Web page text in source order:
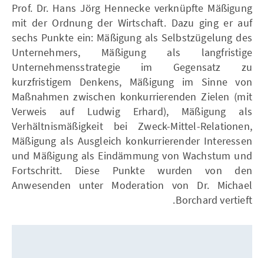
Prof. Dr. Hans Jörg Hennecke verknüpfte Mäßigung
mit der Ordnung der Wirtschaft. Dazu ging er auf
sechs Punkte ein: Mäßigung als Selbstzügelung des
Unternehmers, Mäßigung als langfristige
Unternehmensstrategie im Gegensatz zu
kurzfristigem Denkens, Mäßigung im Sinne von
Maßnahmen zwischen konkurrierenden Zielen (mit
Verweis auf Ludwig Erhard), Mäßigung als
Verhältnismäßigkeit bei Zweck-Mittel-Relationen,
Mäßigung als Ausgleich konkurrierender Interessen
und Mäßigung als Eindämmung von Wachstum und
Fortschritt. Diese Punkte wurden von den
Anwesenden unter Moderation von Dr. Michael
Borchard vertieft.